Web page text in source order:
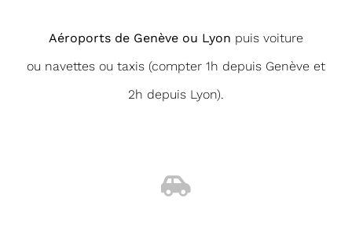
Aéroports de Genève ou Lyon puis voiture
ou navettes ou taxis (compter 1h depuis Genève et
2h depuis Lyon).